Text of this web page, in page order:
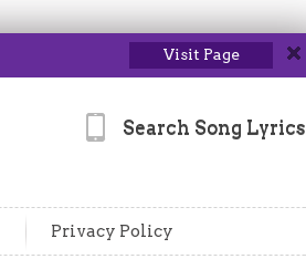
Visit Page
Search Song Lyrics
Privacy Policy